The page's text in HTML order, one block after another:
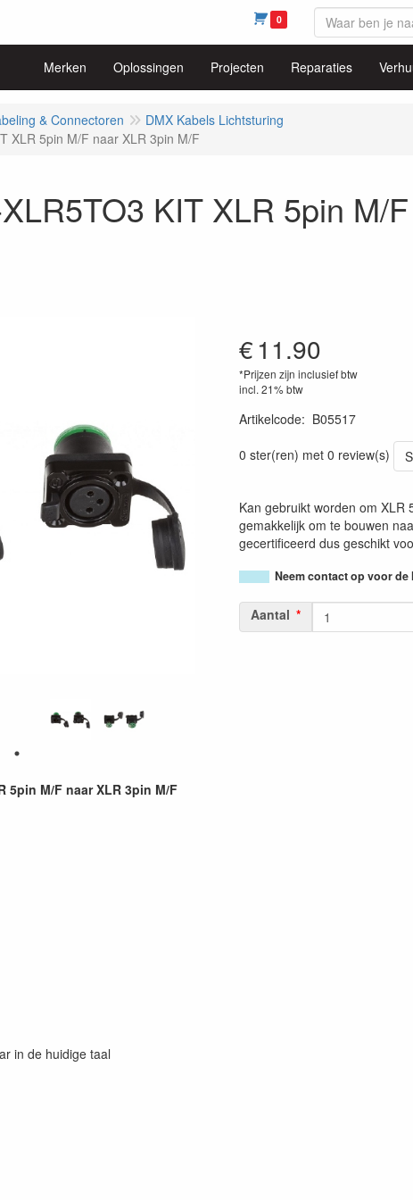
0
Merken Oplossingen Projecten Reparaties
& Connectoren
DMX Kabels Lichtsturing
XLR 5pin M/F naar XLR 3pin M/F
KIT XLR 5pin M/
€11.90
*Prijzen zijn inclusief btw
incl. 21% btw
Artikelcode: B05517
0 ster(ren) met 0 review(s)
Kan gebruikt worden om XLR
gemakkelijk om te bouwen
gecertificeerd dus geschikt
Neem contact op voor de
Aantal
5pin M/F naar XLR 3pin M/F
in de huidige taal